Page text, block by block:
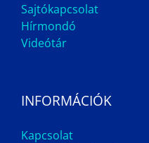
Sajtókapcsolat
Hírmondó
Videótár
INFORMÁCIÓK
Kapcsolat